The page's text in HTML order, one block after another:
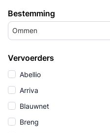
Bestemming
Ommen
Vervoerders
Abellio
Arriva
Blauwnet
Breng